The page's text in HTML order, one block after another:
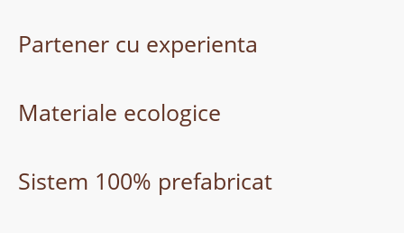
Partener cu experienta
Materiale ecologice
Sistem 100% prefabricat